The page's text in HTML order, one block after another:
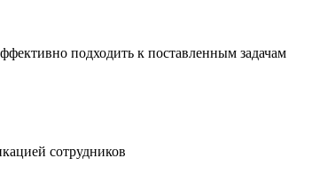
подходить к поставленным задачам
сотрудников